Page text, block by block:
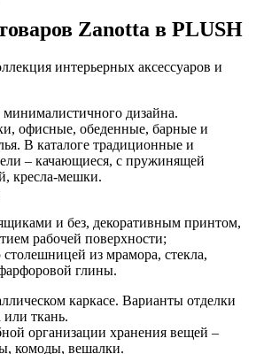
Zanotta в PLUSH
интерьерных аксессуаров и
дизайна.
офисные, обеденные, барные и
В каталоге традиционные и
– качающиеся, с пружинящей
кресла-мешки.
и без, декоративным принтом,
рабочей поверхности;
из мрамора, стекла,
глины.
каркасе. Варианты отделки
ткань.
организации хранения вещей –
комоды, вешалки.